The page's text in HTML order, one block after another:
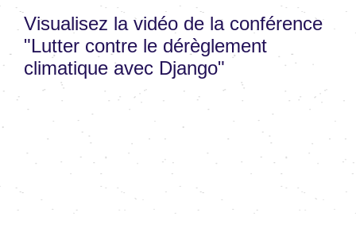
Visualisez la vidéo de la conférence
"Lutter contre le dérèglement
climatique avec Django"